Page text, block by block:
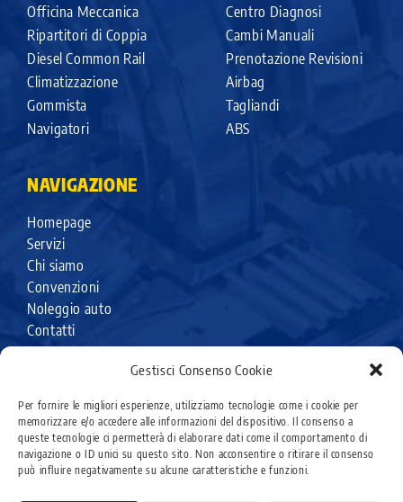
Gestisci Consenso Cookie
Per fornire le migliori esperienze, utilizziamo tecnologie come i cookie per
memorizzare e/o accedere alle informazioni del dispositivo. Il consenso a
queste tecnologie ci permetterà di elaborare dati come il comportamento di
navigazione o ID unici su questo sito. Non acconsentire o ritirare il consenso
può influire negativamente su alcune caratteristiche e funzioni.
Officina Meccanica
Centro Diagnosi
Ripartitori di Coppia
Cambi Manuali
Diesel Common Rail
Prenotazione Revisioni
Climatizzazione
Airbag
Gommista
Tagliandi
Navigatori
ABS
NAVIGAZIONE
Homepage
Servizi
Chi siamo
Convenzioni
Noleggio auto
Contatti